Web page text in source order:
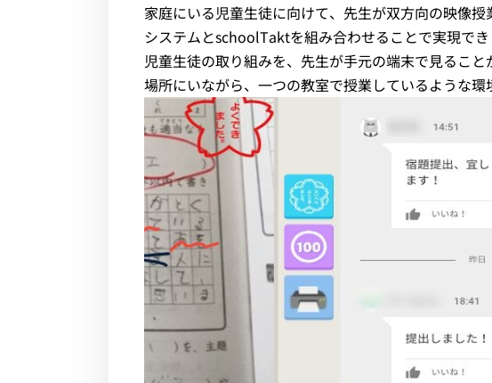
家庭にいる児童生徒に向けて、先生が双方向の映像
システムとschoolTaktを組み合わせることで実現でき
児童生徒の取り組みを、先生が手元の端末で見るこ
場所にいながら、一つの教室で授業しているような環